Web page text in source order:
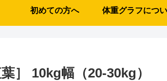
初めての方へ 体重グラフにつ
］ 10kg幅（20-30kg）